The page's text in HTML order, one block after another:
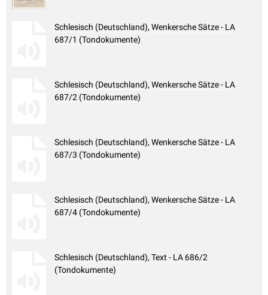
Schlesisch (Deutschland), Wenkersche Sätze - LA
687/1 (Tondokumente)
Schlesisch (Deutschland), Wenkersche Sätze - LA
687/2 (Tondokumente)
Schlesisch (Deutschland), Wenkersche Sätze - LA
687/3 (Tondokumente)
Schlesisch (Deutschland), Wenkersche Sätze - LA
687/4 (Tondokumente)
Schlesisch (Deutschland), Text - LA 686/2
(Tondokumente)